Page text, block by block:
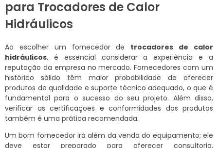
para Trocadores de Calor
Hidráulicos
Ao escolher um fornecedor de trocadores de calor
hidráulicos, é essencial considerar a experiência e a
reputação da empresa no mercado. Fornecedores com um
histórico sólido têm maior probabilidade de oferecer
produtos de qualidade e suporte técnico adequado, o que é
fundamental para o sucesso do seu projeto. Além disso,
verificar as certificações e conformidades dos produtos
também é uma prática recomendada.
Um bom fornecedor irá além da venda do equipamento; ele
deve estar preparado para oferecer consultoria,